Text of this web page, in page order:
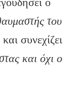
του
συνεχίζει
και όχι ο